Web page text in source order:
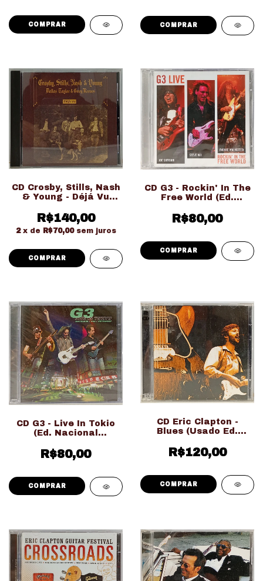
CD Crosby, Stills, Nash
& Young - Déjá Vu
R$140,00
2 x de R$70,00 sem juros
CD G3 - Rockin' In The
Free World (Ed.
R$80,00
CD G3 - Live In Tokio
(Ed. Nacional
R$80,00
CD Eric Clapton -
Blues (Usado Ed.
R$120,00